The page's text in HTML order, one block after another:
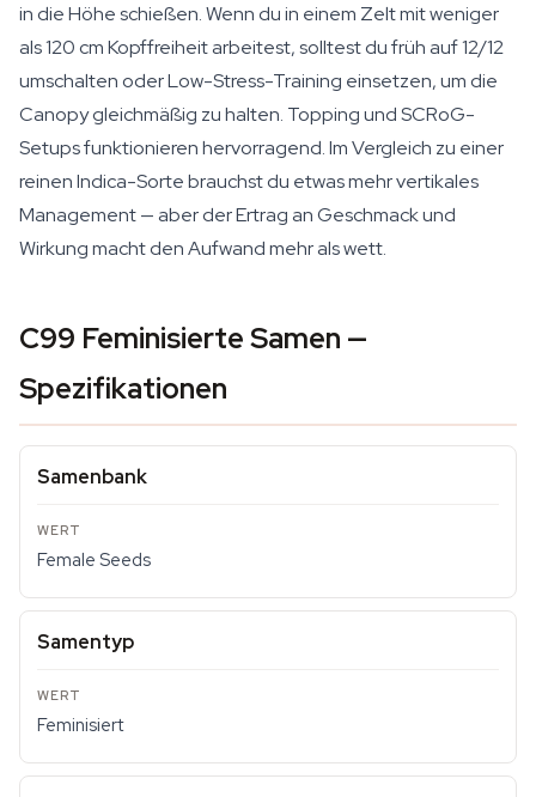
in die Höhe schießen. Wenn du in einem Zelt mit weniger
als 120 cm Kopffreiheit arbeitest, solltest du früh auf 12/12
umschalten oder Low-Stress-Training einsetzen, um die
Canopy gleichmäßig zu halten. Topping und SCRoG-
Setups funktionieren hervorragend. Im Vergleich zu einer
reinen Indica-Sorte brauchst du etwas mehr vertikales
Management — aber der Ertrag an Geschmack und
Wirkung macht den Aufwand mehr als wett.
C99 Feminisierte Samen —
Spezifikationen
Samenbank
Female Seeds
Samentyp
Feminisiert